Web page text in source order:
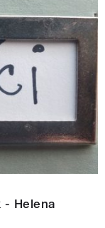
- Helena